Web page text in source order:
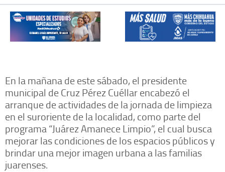
En la mañana de este sábado, el presidente
municipal de Cruz Pérez Cuéllar encabezó el
arranque de actividades de la jornada de limpieza
en el suroriente de la localidad, como parte del
programa “Juárez Amanece Limpio”, el cual busca
mejorar las condiciones de los espacios públicos y
brindar una mejor imagen urbana a las familias
juarenses.